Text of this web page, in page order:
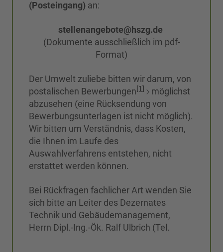
(Posteingang) an:
stellenangebote@hszg.de
(Dokumente ausschließlich im pdf-
Format)
Der Umwelt zuliebe bitten wir darum, von
postalischen Bewerbungen[1]
möglichst
abzusehen (eine Rücksendung von
Bewerbungsunterlagen ist nicht möglich).
Wir bitten um Verständnis, dass Kosten,
die Ihnen im Laufe des
Auswahlverfahrens entstehen, nicht
erstattet werden können.
Bei Rückfragen fachlicher Art wenden Sie
sich bitte an Leiter des Dezernates
Technik und Gebäudemanagement,
Herrn Dipl.-Ing.-Ök. Ralf Ulbrich (Tel.